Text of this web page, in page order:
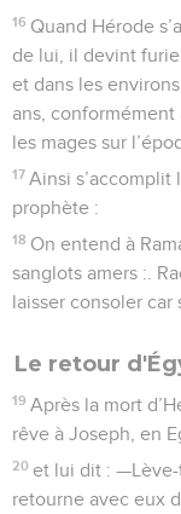
16 Quand Hérode
de lui, il devint
et dans les
ans,
les mages sur
17 Ainsi s’accomplit
prophète :
18 On entend à
sanglots amers :.
laisser consoler car
Le retour
19 Après la mort
rêve à Joseph, en
20 et lui dit : —Lève-
retourne avec eux